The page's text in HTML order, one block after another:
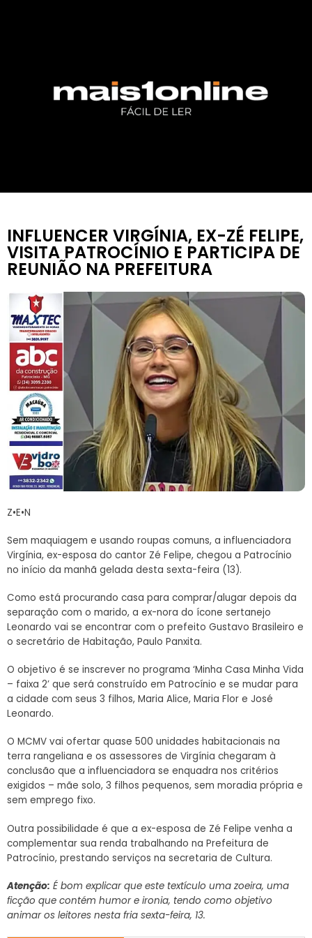
INFLUENCER VIRGÍNIA, EX-ZÉ FELIPE,
VISITA PATROCÍNIO E PARTICIPA DE
REUNIÃO NA PREFEITURA
Z•E•N
Sem maquiagem e usando roupas comuns, a influenciadora
Virgínia, ex-esposa do cantor Zé Felipe, chegou a Patrocínio
no início da manhã gelada desta sexta-feira (13).
Como está procurando casa para comprar/alugar depois da
separação com o marido, a ex-nora do ícone sertanejo
Leonardo vai se encontrar com o prefeito Gustavo Brasileiro e
o secretário de Habitação, Paulo Panxita.
O objetivo é se inscrever no programa ‘Minha Casa Minha Vida
– faixa 2’ que será construído em Patrocínio e se mudar para
a cidade com seus 3 filhos, Maria Alice, Maria Flor e José
Leonardo.
O MCMV vai ofertar quase 500 unidades habitacionais na
terra rangeliana e os assessores de Virgínia chegaram à
conclusão que a influenciadora se enquadra nos critérios
exigidos – mãe solo, 3 filhos pequenos, sem moradia própria e
sem emprego fixo.
Outra possibilidade é que a ex-esposa de Zé Felipe venha a
complementar sua renda trabalhando na Prefeitura de
Patrocínio, prestando serviços na secretaria de Cultura.
Atenção: É bom explicar que este textículo uma zoeira, uma
ficção que contém humor e ironia, tendo como objetivo
animar os leitores nesta fria sexta-feira, 13.